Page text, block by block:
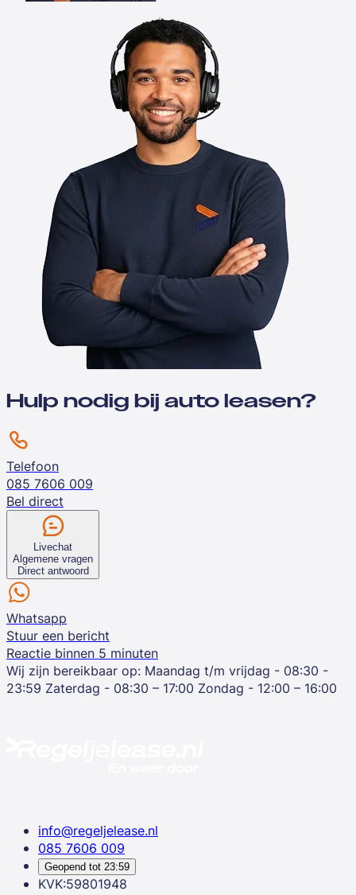
Hulp nodig bij auto leasen?
Telefoon
085 7606 009
Bel direct
Livechat
Algemene vragen
Direct antwoord
Whatsapp
Stuur een bericht
Reactie binnen 5 minuten
Wij zijn bereikbaar op: Maandag t/m vrijdag - 08:30 -
23:59 Zaterdag - 08:30 – 17:00 Zondag - 12:00 – 16:00
info@regeljelease.nl
085 7606 009
Geopend tot 23:59
KVK:59801948